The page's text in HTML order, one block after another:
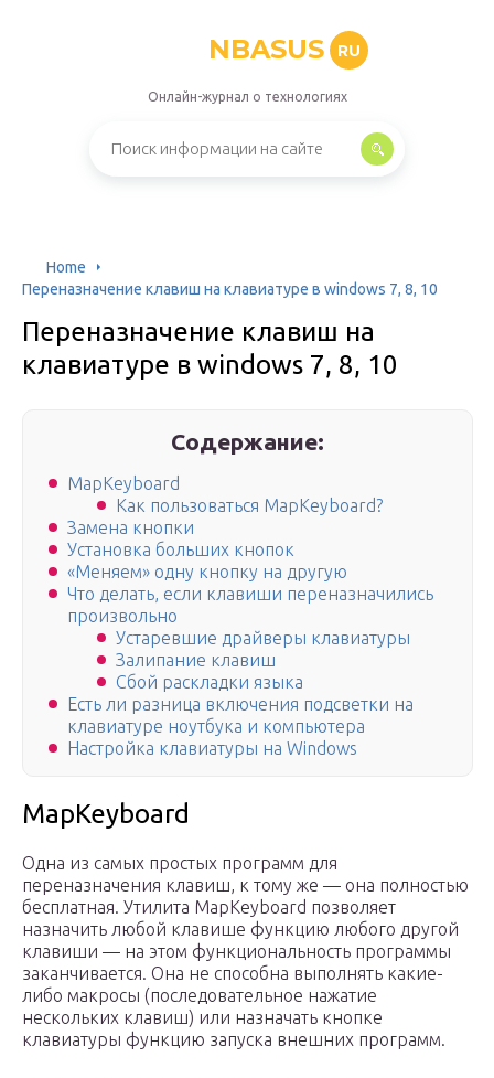
NBASUS RU
Онлайн-журнал о технологиях
Home
Переназначение клавиш на клавиатуре в windows 7, 8, 10
Переназначение клавиш на
клавиатуре в windows 7, 8, 10
Содержание:
MapKeyboard
Как пользоваться MapKeyboard?
Замена кнопки
Установка больших кнопок
«Меняем» одну кнопку на другую
Что делать, если клавиши переназначились
произвольно
Устаревшие драйверы клавиатуры
Залипание клавиш
Сбой раскладки языка
Есть ли разница включения подсветки на
клавиатуре ноутбука и компьютера
Настройка клавиатуры на Windows
MapKeyboard
Одна из самых простых программ для
переназначения клавиш, к тому же — она полностью
бесплатная. Утилита MapKeyboard позволяет
назначить любой клавише функцию любого другой
клавиши — на этом функциональность программы
заканчивается. Она не способна выполнять какие-
либо макросы (последовательное нажатие
нескольких клавиш) или назначать кнопке
клавиатуры функцию запуска внешних программ.